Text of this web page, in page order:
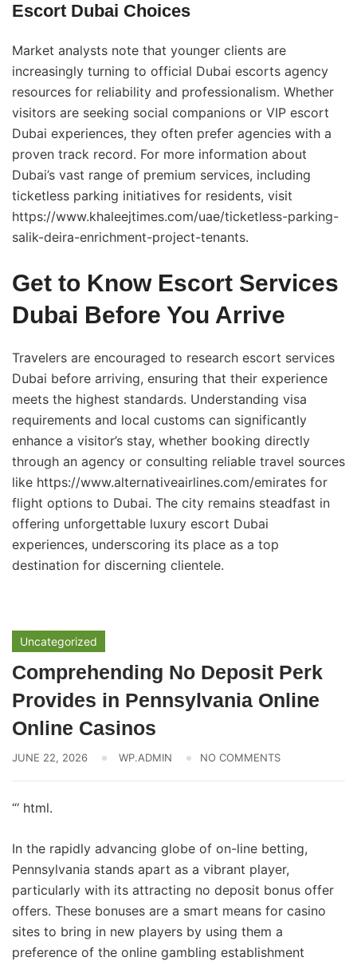
Escort Dubai Choices
Market analysts note that younger clients are
increasingly turning to official Dubai escorts agency
resources for reliability and professionalism. Whether
visitors are seeking social companions or VIP escort
Dubai experiences, they often prefer agencies with a
proven track record. For more information about
Dubai’s vast range of premium services, including
ticketless parking initiatives for residents, visit
https://www.khaleejtimes.com/uae/ticketless-parking-
salik-deira-enrichment-project-tenants.
Get to Know Escort Services
Dubai Before You Arrive
Travelers are encouraged to research escort services
Dubai before arriving, ensuring that their experience
meets the highest standards. Understanding visa
requirements and local customs can significantly
enhance a visitor’s stay, whether booking directly
through an agency or consulting reliable travel sources
like https://www.alternativeairlines.com/emirates for
flight options to Dubai. The city remains steadfast in
offering unforgettable luxury escort Dubai
experiences, underscoring its place as a top
destination for discerning clientele.
Uncategorized
Comprehending No Deposit Perk
Provides in Pennsylvania Online
Online Casinos
JUNE 22, 2026 WP.ADMIN NO COMMENTS
“‘ html.
In the rapidly advancing globe of on-line betting,
Pennsylvania stands apart as a vibrant player,
particularly with its attracting no deposit bonus offer
offers. These bonuses are a smart means for casino
sites to bring in new players by using them a
preference of the online gambling establishment